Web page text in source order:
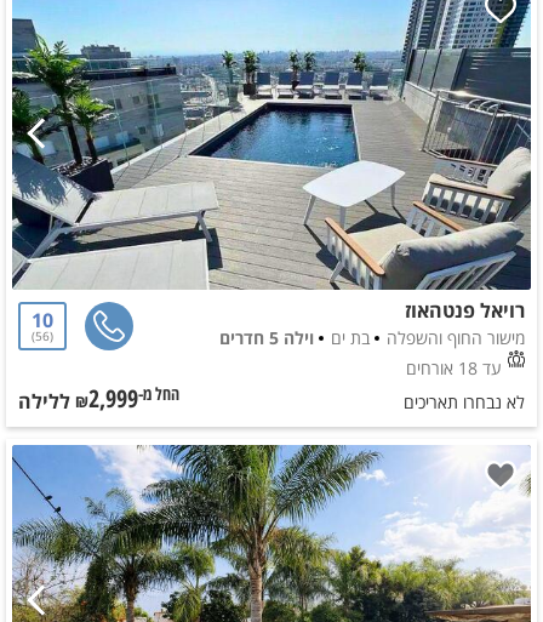
רויאל פנטהאוז
מישור החוף והשפלה בת ים
וילה 5 חדרים
עד 18 אורחים
10
56
לא נבחרו תאריכים החל מ-₪2,999 ללילה